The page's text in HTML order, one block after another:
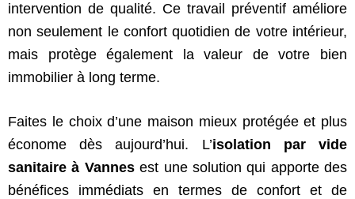
intervention de qualité. Ce travail préventif améliore
non seulement le confort quotidien de votre intérieur,
mais protège également la valeur de votre bien
immobilier à long terme.
Faites le choix d’une maison mieux protégée et plus
économe dès aujourd’hui. L’isolation par vide
sanitaire à Vannesest une solution qui apporte des
bénéfices immédiats en termes de confort et de